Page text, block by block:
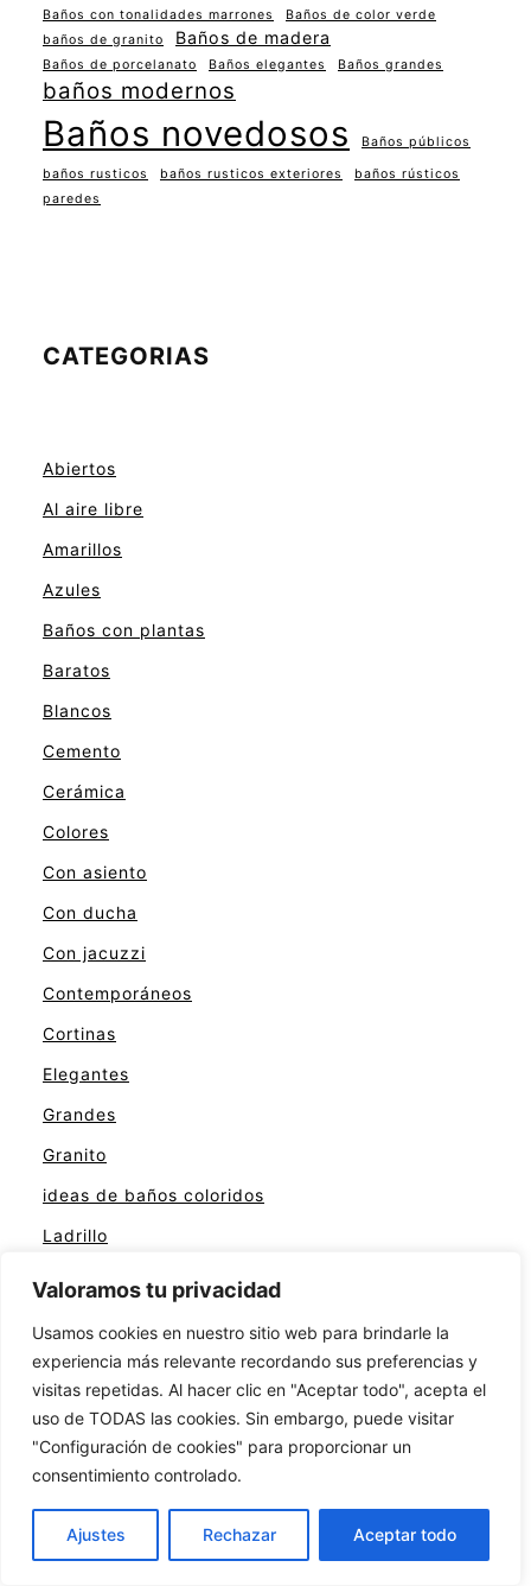
Valoramos tu privacidad
Usamos cookies en nuestro sitio web para brindarle la
experiencia más relevante recordando sus preferencias y
visitas repetidas. Al hacer clic en "Aceptar todo", acepta el
uso de TODAS las cookies. Sin embargo, puede visitar
"Configuración de cookies" para proporcionar un
consentimiento controlado.
Ajustes Rechazar Aceptar todo
Baños con tonalidades marrones
Baños de color verde
baños de granito
Baños de madera
Baños de porcelanato Baños elegantes Baños grandes
baños modernos
Baños novedosos Baños públicos
baños rusticos baños rusticos exteriores
baños rústicos
paredes
CATEGORIAS
Abiertos
Al aire libre
Amarillos
Azules
Baños con plantas
Baratos
Blancos
Cemento
Cerámica
Colores
Con asiento
Con ducha
Con jacuzzi
Contemporáneos
Cortinas
Elegantes
Grandes
Granito
ideas de baños coloridos
Ladrillo
Mármol
Marrones
Modernos
Naranja
Negros
Para casas pequeñas